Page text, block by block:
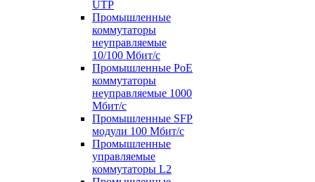
UTP
Промышленные
коммутаторы
неуправляемые
10/100 Мбит/с
Промышленные PoE
коммутаторы
неуправляемые 1000
Мбит/с
Промышленные SFP
модули 100 Мбит/c
Промышленные
управляемые
коммутаторы L2